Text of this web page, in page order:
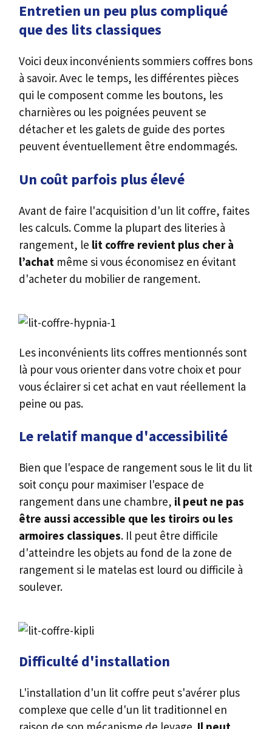
Entretien un peu plus compliqué
que des lits classiques
Voici deux inconvénients sommiers coffres bons
à savoir. Avec le temps, les différentes pièces
qui le composent comme les boutons, les
charnières ou les poignées peuvent se
détacher et les galets de guide des portes
peuvent éventuellement être endommagés.
Un coût parfois plus élevé
Avant de faire l'acquisition d'un lit coffre, faites
les calculs. Comme la plupart des literies à
rangement, le lit coffre revient plus cher à
l’achat même si vous économisez en évitant
d'acheter du mobilier de rangement.
Les inconvénients lits coffres mentionnés sont
là pour vous orienter dans votre choix et pour
vous éclairer si cet achat en vaut réellement la
peine ou pas.
Le relatif manque d'accessibilité
Bien que l'espace de rangement sous le lit du lit
soit conçu pour maximiser l'espace de
rangement dans une chambre, il peut ne pas
être aussi accessible que les tiroirs ou les
armoires classiques. Il peut être difficile
d'atteindre les objets au fond de la zone de
rangement si le matelas est lourd ou difficile à
soulever.
Difficulté d'installation
L'installation d'un lit coffre peut s'avérer plus
complexe que celle d'un lit traditionnel en